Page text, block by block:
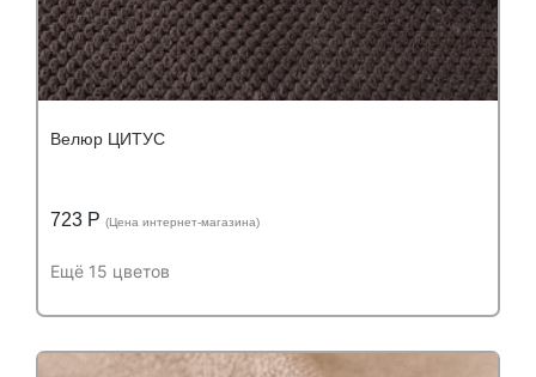
Велюр ЦИТУС
723 Р (Цена интернет-магазина)
Ещё 15 цветов
Устойчивость к истиранию:более 100 000